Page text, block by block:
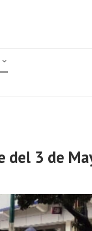
del 3 de